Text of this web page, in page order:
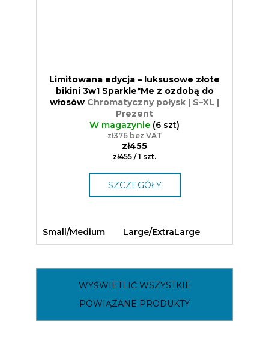
Limitowana edycja – luksusowe złote
bikini 3w1 Sparkle*Me z ozdobą do
włosów Chromatyczny połysk | S–XL |
Prezent
W magazynie (6 szt)
zł376 bez VAT
zł455
Cena
zł455 / 1 szt.
SZCZEGÓŁY
Small/Medium Large/ExtraLarge
WYŚWIETLIĆ WSZYSTKIE
POWIĄZANE PRODUKTY